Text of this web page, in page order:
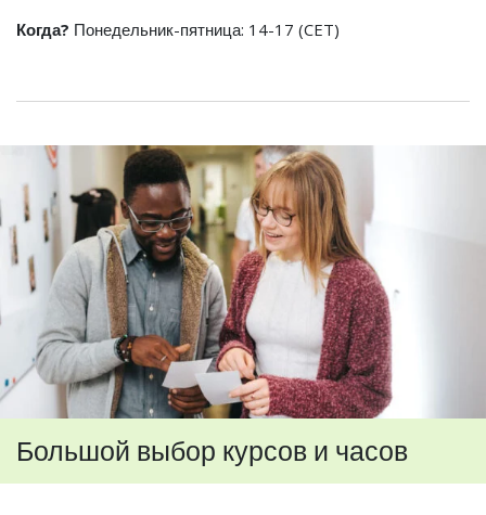
Когда? Понедельник-пятница: 14-17 (CET)
Большой выбор курсов и часов